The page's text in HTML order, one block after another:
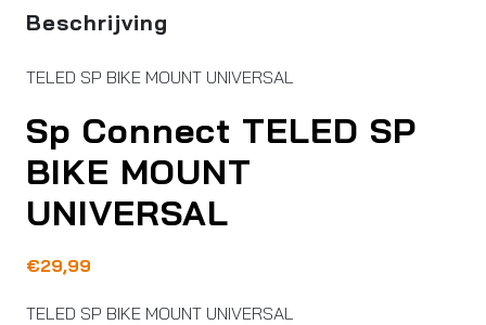
Beschrijving
TELED SP BIKE MOUNT UNIVERSAL
Sp Connect TELED SP
BIKE MOUNT
UNIVERSAL
€29,99
TELED SP BIKE MOUNT UNIVERSAL